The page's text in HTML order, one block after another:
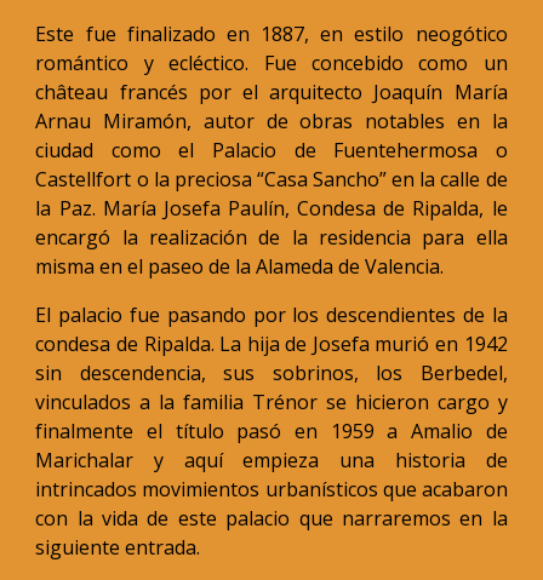
Este fue finalizado en 1887, en estilo neogótico
romántico y ecléctico. Fue concebido como un
château francés por el arquitecto Joaquín María
Arnau Miramón, autor de obras notables en la
ciudad como el Palacio de Fuentehermosa o
Castellfort o la preciosa “Casa Sancho” en la calle de
la Paz. María Josefa Paulín, Condesa de Ripalda, le
encargó la realización de la residencia para ella
misma en el paseo de la Alameda de Valencia.
El palacio fue pasando por los descendientes de la
condesa de Ripalda. La hija de Josefa murió en 1942
sin descendencia, sus sobrinos, los Berbedel,
vinculados a la familia Trénor se hicieron cargo y
finalmente el título pasó en 1959 a Amalio de
Marichalar y aquí empieza una historia de
intrincados movimientos urbanísticos que acabaron
con la vida de este palacio que narraremos en la
siguiente entrada.